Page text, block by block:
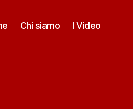
Chi siamo I Video